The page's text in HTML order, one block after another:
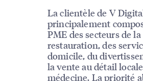
La clientèle de V
principalement
PME des secteurs de la
restauration, des
domicile, du
la vente au détail
médecine. La priorité